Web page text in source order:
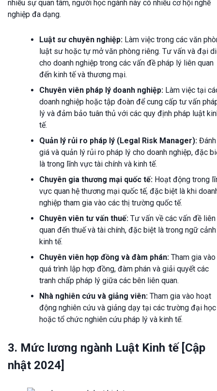
nhiều sự quan tâm, người học ngành này có nhiều cơ hội nghề
nghiệp đa dạng.
Luật sư chuyên nghiệp: Làm việc trong các văn
luật sư hoặc tự mở văn phòng riêng. Tư vấn và đại
cho doanh nghiệp trong các vấn đề pháp lý liên quan
đến kinh tế và thương mại.
Chuyên viên pháp lý doanh nghiệp: Làm việc tại
doanh nghiệp hoặc tập đoàn để cung cấp tư vấn
lý và đảm bảo tuân thủ với các quy định pháp luật
tế.
Quản lý rủi ro pháp lý (Legal Risk Manager): Đánh
giá và quản lý rủi ro pháp lý cho doanh nghiệp, đặc
là trong lĩnh vực tài chính và kinh tế.
Chuyên gia thương mại quốc tế: Hoạt động trong
vực quan hệ thương mại quốc tế, đặc biệt là khi
nghiệp tham gia vào các thị trường quốc tế.
Chuyên viên tư vấn thuế: Tư vấn về các vấn đề liên
quan đến thuế và tài chính, đặc biệt là trong ngữ cảnh
kinh tế.
Chuyên viên hợp đồng và đàm phán: Tham gia vào
quá trình lập hợp đồng, đàm phán và giải quyết các
tranh chấp pháp lý giữa các bên liên quan.
Nhà nghiên cứu và giảng viên: Tham gia vào hoạt
động nghiên cứu và giảng dạy tại các trường đại học
hoặc tổ chức nghiên cứu pháp lý và kinh tế.
3. Mức lương ngành Luật Kinh tế [Cập
nhật 2024]